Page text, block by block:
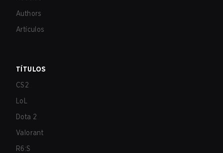
Authors
Artículos
TÍTULOS
CS2
LoL
Dota 2
Valorant
R6:S